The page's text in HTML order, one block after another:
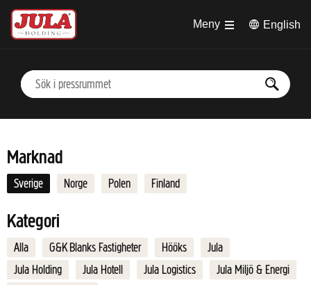
Hoppa till huvudinnehåll
Meny
English
Marknad
Sverige Norge Polen Finland
Kategori
Alla G&K Blanks Fastigheter Hööks
Jula
Jula Holding
Jula Hotell Jula Logistics
Jula Miljö & Energi